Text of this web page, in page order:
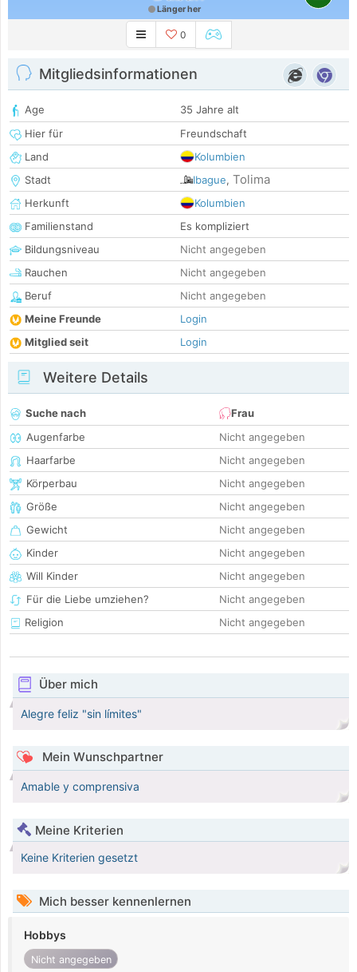
Länger her
0
Mitgliedsinformationen
Age
35 Jahre alt
Hier für
Freundschaft
Land
Kolumbien
Stadt
Ibague, Tolima
Herkunft
Kolumbien
Familienstand
Es kompliziert
Bildungsniveau
Nicht angegeben
Rauchen
Nicht angegeben
Beruf
Nicht angegeben
Meine Freunde
Login
Mitglied seit
Login
Weitere Details
Suche nach
Frau
Augenfarbe
Nicht angegeben
Haarfarbe
Nicht angegeben
Körperbau
Nicht angegeben
Größe
Nicht angegeben
Gewicht
Nicht angegeben
Kinder
Nicht angegeben
Will Kinder
Nicht angegeben
Für die Liebe umziehen?
Nicht angegeben
Religion
Nicht angegeben
Über mich
Alegre feliz "sin límites"
Mein Wunschpartner
Amable y comprensiva
Meine Kriterien
Keine Kriterien gesetzt
Mich besser kennenlernen
Hobbys
Nicht angegeben